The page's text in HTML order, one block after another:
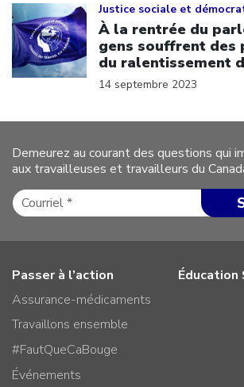
Justice sociale et
À la rentrée du
gens souffrent des
du ralentissement
14 septembre 2023
Demeurez au courant des questions qui
aux travailleuses et travailleurs du
Passer à l’action
Assurance-médicaments
Travaillons ensemble
#FautQueCaBouge
Événements
Éducation